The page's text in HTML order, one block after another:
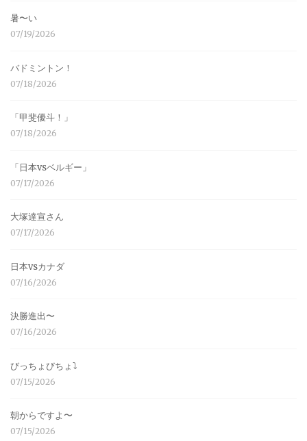
暑〜い
07/19/2026
バドミントン！
07/18/2026
「甲斐優斗！」
07/18/2026
「日本vsベルギー」
07/17/2026
大塚達宣さん
07/17/2026
日本vsカナダ
07/16/2026
決勝進出〜
07/16/2026
びっちょびちょ⤵︎
07/15/2026
朝からですよ〜
07/15/2026